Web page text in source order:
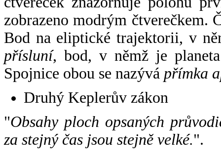
zobrazeno modrým čtverečkem.
Bod na eliptické trajektorii, v
přísluní, bod, v němž je
Spojnice obou se nazývá přímka
Druhý Keplerův zákon
"Obsahy ploch opsaných
za stejný čas jsou stejně velké.".